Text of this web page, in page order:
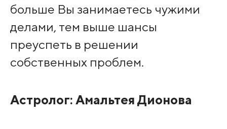
больше Вы занимаетесь чужими
делами, тем выше шансы
преуспеть в решении
собственных проблем.
Астролог: Амальтея Дионова